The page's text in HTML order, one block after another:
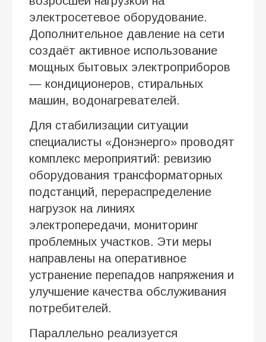
электросетевое оборудование.
Дополнительное давление на сети
создаёт активное использование
мощных бытовых электроприборов
— кондиционеров, стиральных
машин, водонагревателей.
Для стабилизации ситуации
специалисты «Донэнерго» проводят
комплекс мероприятий: ревизию
оборудования трансформаторных
подстанций, перераспределение
нагрузок на линиях
электропередачи, мониторинг
проблемных участков. Эти меры
направлены на оперативное
устранение перепадов напряжения и
улучшение качества обслуживания
потребителей.
Параллельно реализуется